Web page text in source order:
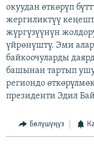
ЭЖЕ-СИҢДИЛЕР
АЗАТТЫК+
ЫҢГАЙСЫЗ СУРООЛОР
ОНЛАЙН ШЕРИНЕ
ЭЕ/АРнун бардык
окуудан өткөрүп
жергиликтүү
жүргүзүүнүн
үйрөнүштү. Эми
байкоочуларды
башынан тартып
региондо
президенти Эдил
Бөлүшүңүз